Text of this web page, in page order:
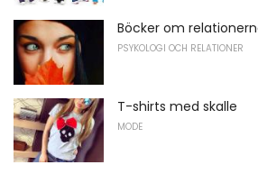
Böcker om
PSYKOLOGI OCH RELATIONER
T-shirts med skalle
MODE